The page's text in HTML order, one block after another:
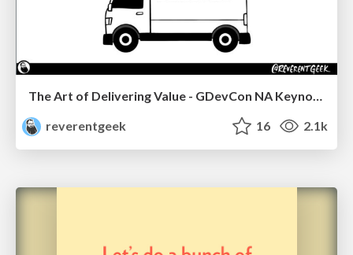
The Art of Delivering Value - GDevCon NA Keynote
reverentgeek
16 2.1k